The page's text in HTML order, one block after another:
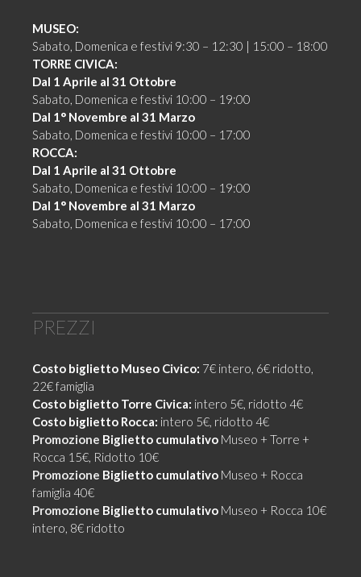
MUSEO:
Sabato, Domenica e festivi 9:30 – 12:30 | 15:00 – 18:00
TORRE CIVICA:
Dal 1 Aprile al 31 Ottobre
Sabato, Domenica e festivi 10:00 – 19:00
Dal 1° Novembre al 31 Marzo
Sabato, Domenica e festivi 10:00 – 17:00
ROCCA:
Dal 1 Aprile al 31 Ottobre
Sabato, Domenica e festivi 10:00 – 19:00
Dal 1° Novembre al 31 Marzo
Sabato, Domenica e festivi 10:00 – 17:00
PREZZI
Costo biglietto Museo Civico: 7€ intero, 6€ ridotto,
22€ famiglia
Costo biglietto Torre Civica: intero 5€, ridotto 4€
Costo biglietto Rocca: intero 5€, ridotto 4€
Promozione Biglietto cumulativo Museo + Torre +
Rocca 15€, Ridotto 10€
Promozione Biglietto cumulativo Museo + Rocca
famiglia 40€
Promozione Biglietto cumulativo Museo + Rocca 10€
intero, 8€ ridotto